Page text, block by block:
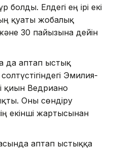
болды. Елдегі ең ірі екі
қуаты жобалық
30 пайызына дейін
да аптап ыстық
Эмилия-
қиын Ведриано
Оны сөндіру
екінші жартысынан
аптап ыстыққа